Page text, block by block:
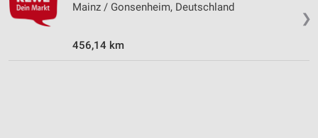
❯
Mainz / Gonsenheim, Deutschland
456,14 km
Verwendung von Profilen zur Auswahl
personalisierter Werbung
Erstellung von Profilen zur Personalisierung